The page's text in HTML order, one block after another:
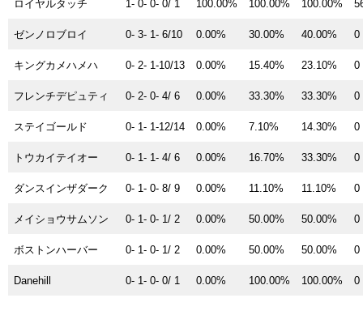
ロイヤルタッチ 1- 0- 0- 0/ 1 100.00% 100.00% 100.00%
ゼンノロブロイ 0- 3- 1- 6/10 0.00% 30.00% 40.00% 0
キングカメハメハ 0- 2- 1-10/13 0.00% 15.40% 23.10% 0
フレンチデピュティ 0- 2- 0- 4/ 6 0.00% 33.30% 33.30% 0
ステイゴールド 0- 1- 1-12/14 0.00% 7.10% 14.30% 0
トウカイテイオー 0- 1- 1- 4/ 6 0.00% 16.70% 33.30% 0
ダンスインザダーク 0- 1- 0- 8/ 9 0.00% 11.10% 11.10% 0
メイショウサムソン 0- 1- 0- 1/ 2 0.00% 50.00% 50.00% 0
ボストンハーバー 0- 1- 0- 1/ 2 0.00% 50.00% 50.00% 0
Danehill 0- 1- 0- 0/ 1 0.00% 100.00% 100.00% 0